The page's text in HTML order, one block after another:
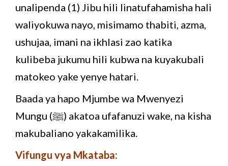
unalipenda (1) Jibu hili linatufahamisha hali
waliyokuwa nayo, misimamo thabiti, azma,
ushujaa, imani na ikhlasi zao katika
kulibeba jukumu hili kubwa na kuyakubali
matokeo yake yenye hatari.
Baada ya hapo Mjumbe wa Mwenyezi
Mungu (ﷺ) akatoa ufafanuzi wake, na kisha
makubaliano yakakamilika.
Vifungu vya Mkataba: